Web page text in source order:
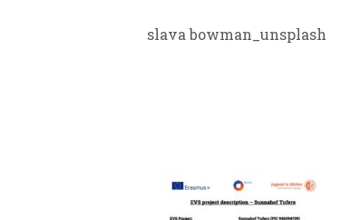
slava bowman_unsplash